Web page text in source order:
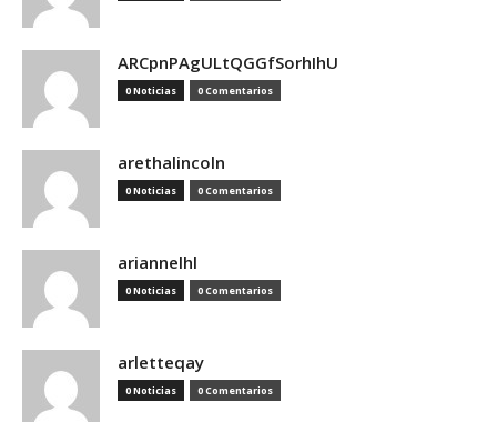
ARCpnPAgULtQGGfSorhIhU
0 Noticias 0 Comentarios
arethalincoln
0 Noticias 0 Comentarios
ariannelhl
0 Noticias 0 Comentarios
arletteqay
0 Noticias 0 Comentarios